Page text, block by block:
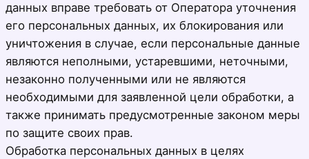
данных вправе требовать от Оператора уточнения
его персональных данных, их блокирования или
уничтожения в случае, если персональные данные
являются неполными, устаревшими, неточными,
незаконно полученными или не являются
необходимыми для заявленной цели обработки, а
также принимать предусмотренные законом меры
по защите своих прав.
Обработка персональных данных в целях